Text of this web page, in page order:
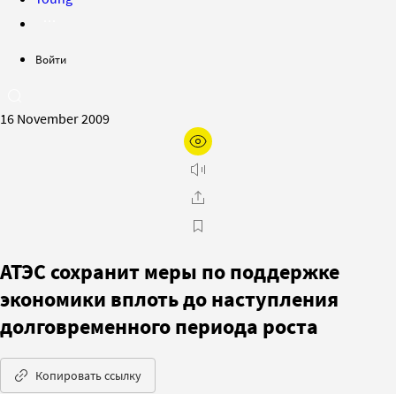
Войти
16 November 2009
АТЭС сохранит меры по поддержке
экономики вплоть до наступления
долговременного периода роста
Копировать ссылку